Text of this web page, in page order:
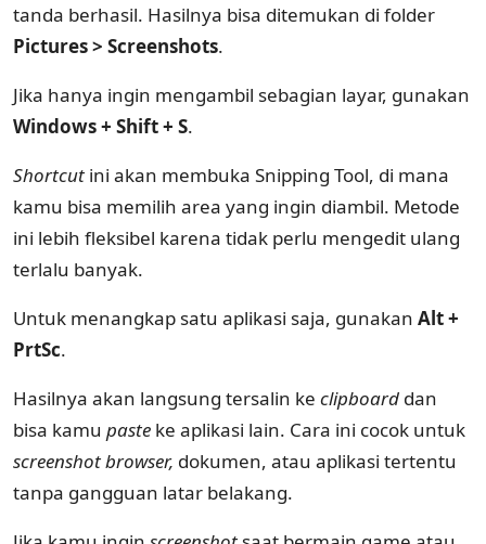
tanda berhasil. Hasilnya bisa ditemukan di folder
Pictures > Screenshots.
Jika hanya ingin mengambil sebagian layar, gunakan
Windows + Shift + S.
Shortcut ini akan membuka Snipping Tool, di mana
kamu bisa memilih area yang ingin diambil. Metode
ini lebih fleksibel karena tidak perlu mengedit ulang
terlalu banyak.
Untuk menangkap satu aplikasi saja, gunakan Alt +
PrtSc.
Hasilnya akan langsung tersalin ke clipboard dan
bisa kamu paste ke aplikasi lain. Cara ini cocok untuk
screenshot browser, dokumen, atau aplikasi tertentu
tanpa gangguan latar belakang.